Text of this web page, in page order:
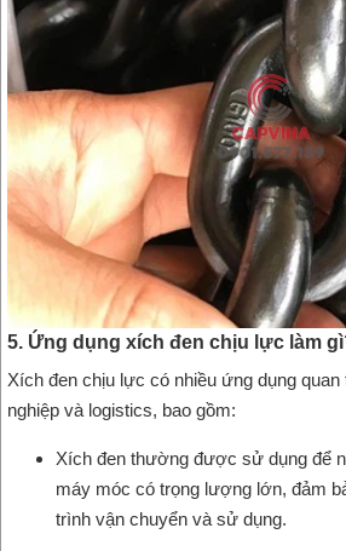
5. Ứng dụng xích đen chịu lực làm
Xích đen chịu lực có nhiều ứng dụng quan
nghiệp và logistics, bao gồm:
Xích đen thường được sử dụng để
máy móc có trọng lượng lớn, đảm
trình vận chuyển và sử dụng.